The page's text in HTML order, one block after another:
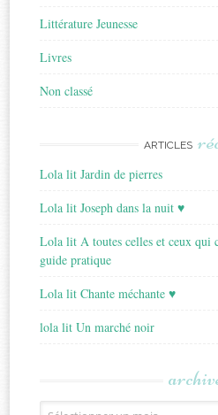
Littérature Jeunesse
Livres
Non classé
ARTICLES
Lola lit Jardin de pierres
Lola lit Joseph dans la nuit ♥
Lola lit A toutes celles et ceux qui
guide pratique
Lola lit Chante méchante ♥
lola lit Un marché noir
Archives